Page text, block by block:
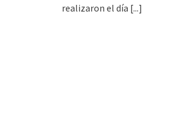
realizaron el día [...]